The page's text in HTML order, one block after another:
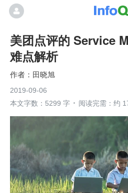
美团点评的 Service
难点解析
田晓旭
2019-09-06
本文字数：5299 字
阅读完需：约